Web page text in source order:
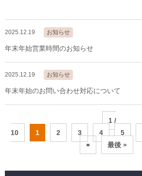
2025.12.19 お知らせ
年末年始営業時間のお知らせ
2025.12.19 お知らせ
年末年始のお問い合わせ対応について
1 /
10
1 2 3 4 5
»
最後 »